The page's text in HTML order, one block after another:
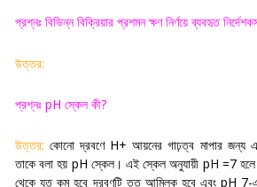
প্রশ্নঃ বিভিন্ন বিক্রিয়ার প্রশমন ক্ষণ নির্ণয়ে ব্যবহৃত
উত্তর:
প্রশ্নঃ pH স্কেল কী?
উত্তর: কোনো দ্রবণে H+আয়নের গাঢ়ত্ব মাপার জন্য
তাকে বলা হয় pH স্কেল। এই স্কেল অনুযায়ী pH =7
থেকে যত কম হবে দ্রবণটি তত আম্লিক হবে এবংpH 7-